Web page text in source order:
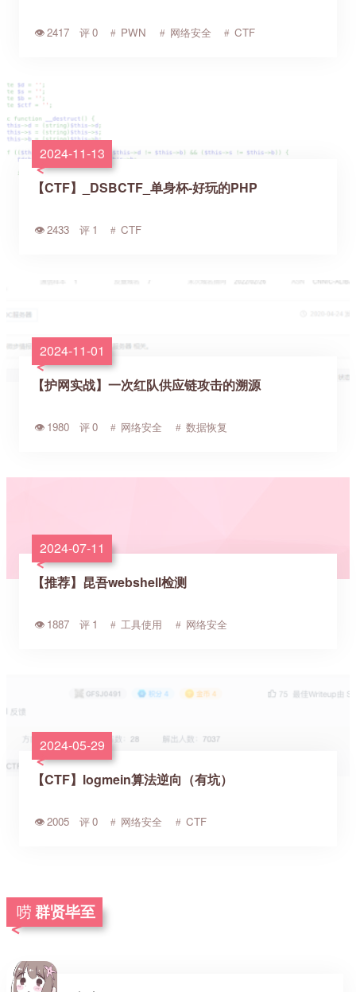
2417 0 PWN 网络安全 CTF
2024-11-13
【CTF】_DSBCTF_单身杯-好玩的PHP
2433 1 CTF
2024-11-01
【护网实战】一次红队供应链攻击的溯源
1980 0 网络安全 数据恢复
2024-07-11
【推荐】昆吾webshell检测
1887 1 工具使用 网络安全
2024-05-29
【CTF】logmein算法逆向（有坑）
2005 0 网络安全 CTF
群贤毕至